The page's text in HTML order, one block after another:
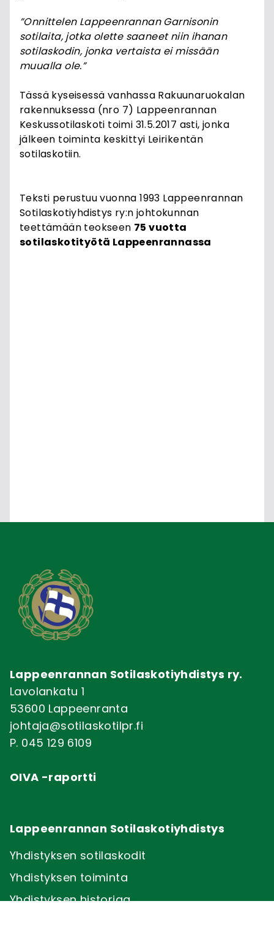
”Onnittelen Lappeenrannan Garnisonin
sotilaita, jotka olette saaneet niin ihanan
sotilaskodin, jonka vertaista ei missään
muualla ole.”
Tässä kyseisessä vanhassa Rakuunaruokalan
rakennuksessa (nro 7) Lappeenrannan
Keskussotilaskoti toimi 31.5.2017 asti, jonka
jälkeen toiminta keskittyi Leirikentän
sotilaskotiin.
Teksti perustuu vuonna 1993 Lappeenrannan
Sotilaskotiyhdistys ry:n johtokunnan
teettämään teokseen 75 vuotta
sotilaskotityötä Lappeenrannassa
Lappeenrannan Sotilaskotiyhdistys ry.
Lavolankatu 1
53600 Lappeenranta
johtaja@sotilaskotilpr.fi
P. 045 129 6109
OIVA -raportti
Lappeenrannan Sotilaskotiyhdistys
Yhdistyksen sotilaskodit
Yhdistyksen toiminta
Yhdistyksen historiaa